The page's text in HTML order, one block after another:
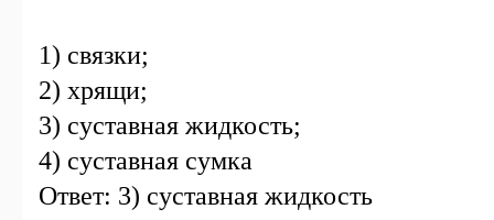
1) связки;
2) хрящи;
3) суставная жидкость;
4) суставная сумка
Ответ: 3) суставная жидкость